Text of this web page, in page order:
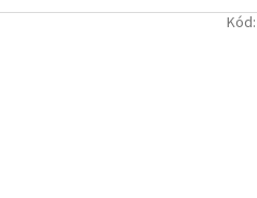
Kód: